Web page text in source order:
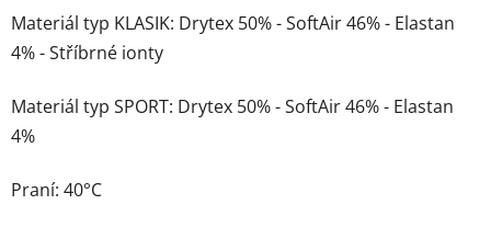
Materiál typ KLASIK: Drytex 50% - SoftAir 46% - Elastan
4% - Stříbrné ionty
Materiál typ SPORT: Drytex 50% - SoftAir 46% - Elastan
4%
Praní: 40°C